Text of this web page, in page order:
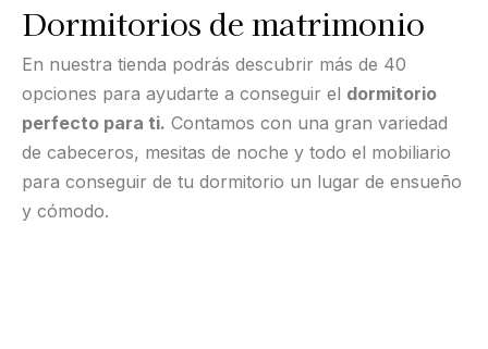
Dormitorios de matrimonio
En nuestra tienda podrás descubrir más de 40
opciones para ayudarte a conseguir el dormitorio
perfecto para ti. Contamos con una gran variedad
de cabeceros, mesitas de noche y todo el mobiliario
para conseguir de tu dormitorio un lugar de ensueño
y cómodo.